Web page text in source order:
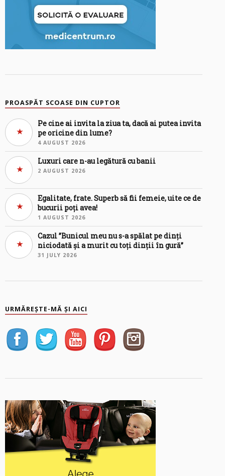
PROASPĂT SCOASE DIN CUPTOR
Pe cine ai invita la ziua ta, dacă ai putea invita
pe oricine din lume?
4 AUGUST 2026
Luxuri care n-au legătură cu banii
2 AUGUST 2026
Egalitate, frate. Superb să fii femeie, uite ce de
bucurii poți avea!
1 AUGUST 2026
Cazul ”Bunicul meu nu s-a spălat pe dinți
niciodată și a murit cu toți dinții în gură”
31 JULY 2026
URMĂREȘTE-MĂ ȘI AICI